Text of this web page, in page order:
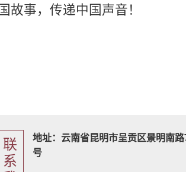
国故事，传递中国声音！
联
系
地址：云南省昆明市呈贡区景明南
号